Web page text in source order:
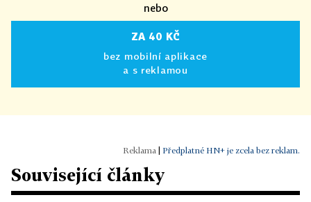
nebo
ZA 40 KČ
bez mobilní aplikace
a s reklamou
| Předplatné HN+ je zcela bez reklam.
Související články